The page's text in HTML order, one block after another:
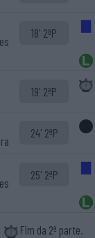
18' 2ªP
19' 2ªP
24' 2ªP
25' 2ªP
Fim da 2ª parte.